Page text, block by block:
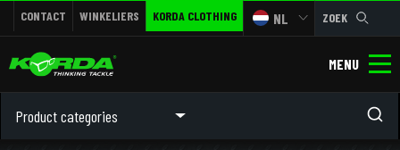
CONTACT WINKELIERS KORDA CLOTHING NL ZOEK
MENU
Product categories